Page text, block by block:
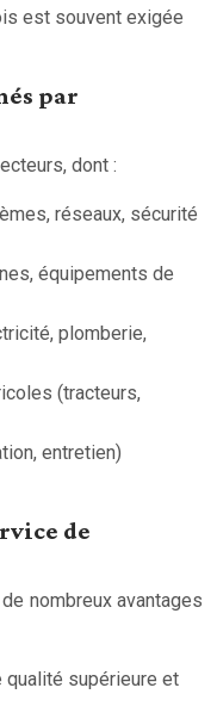
est souvent exigée
par
dont :
réseaux, sécurité
équipements de
plomberie,
(tracteurs,
entretien)
de
nombreux avantages
supérieure et